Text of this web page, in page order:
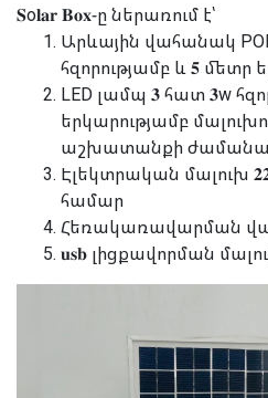
𝐒o𝐥𝐚𝐫 𝐁𝐨𝐱-ը ներառում է՝
Արևային վահանակ
հզորությամբ և 𝟓 մետր
LED լամպ 𝟑 հատ 𝟑w
երկարությամբ
աշխատանքի
Էլեկտրական մալուխ
համար
Հեռակառավարման
𝐮𝐬𝐛 լիցքավորման